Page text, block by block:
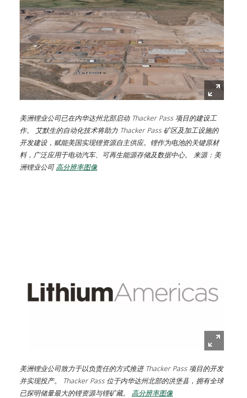
美洲锂业公司已在内华达州北部启动 Thacker Pass 项目的建设工
作。 艾默生的自动化技术将助力 Thacker Pass 矿区及加工设施的
开发建设，赋能美国实现锂资源自主供应。锂作为电池的关键原材
料，广泛应用于电动汽车、可再生能源存储及数据中心。 来源：美
洲锂业公司 高分辨率图像
美洲锂业公司致力于以负责任的方式推进 Thacker Pass 项目的开发
并实现投产。 Thacker Pass 位于内华达州北部的洪堡县，拥有全球
已探明储量最大的锂资源与锂矿藏。 高分辨率图像